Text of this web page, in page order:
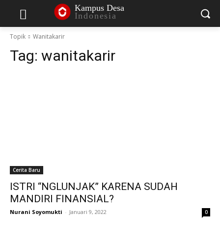
Kampus Desa
Indonesia
Topik Wanitakarir
Tag: wanitakarir
Cerita Baru
ISTRI “NGLUNJAK” KARENA SUDAH
MANDIRI FINANSIAL?
Nurani Soyomukti - Januari 9, 2022 0